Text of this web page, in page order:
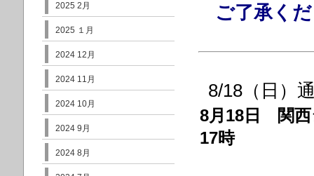
ご了承く
8/18（日）
8月18日 関西
17時
2025 2月
2025 １月
2024 12月
2024 11月
2024 10月
2024 9月
2024 8月